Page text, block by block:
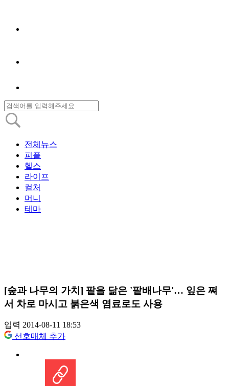
전체뉴스
피플
헬스
라이프
컬처
머니
테마
[숲과 나무의 가치] 팥을 닮은 '팥배나무'… 잎은 쪄
서 차로 마시고 붉은색 염료로도 사용
입력 2014-08-11 18:53
선호매체 추가